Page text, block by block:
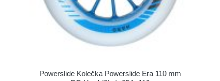
Powerslide Kolečka Powerslide Era 110 mm